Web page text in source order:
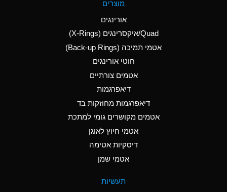
Aluminum Nitrate
(Aqueous)
Aluminum Phosphate
Ammonia Anhydrous
C
Ammonia Gas (cold)
A
Ammonia Gas (hot)
מוצרים
אורינגים
Quad/איקסרינגים (X-Rings)
אטמי תמיכה (Back-up Rings)
חוטי אורינגים
אטמים צורתיים
דיאפרגמות
דיאפרגמות מחוזקות בד
אטמים מקושרים גומי למתכת
אטמי חיוץ לאוגן
דיסקיות אטימה
אטמי שמן
תעשיות